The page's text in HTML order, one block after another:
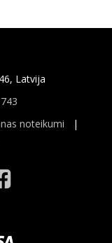
Latvija
noteikumi |